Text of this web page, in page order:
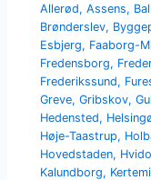
Allerød,Assens,
Brønderslev,
Esbjerg, Faaborg-
Fredensborg,
Frederikssund,
Greve,Gribskov,
Hedensted,
Høje-Taastrup,
Hovedstaden,
Kalundborg,